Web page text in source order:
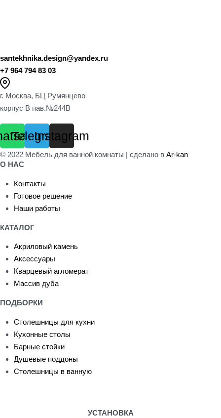
santekhnika.design@yandex.ru
+7 964 794 83 03
г. Москва, БЦ Румянцево
корпус B пав.№244B
Telegram
Instagram
© 2022 Мебель для ванной комнаты | сделано в Ar-kan
О НАС
Контакты
Готовое решение
Наши работы
КАТАЛОГ
Акриловый камень
Аксессуары
Кварцевый агломерат
Массив дуба
ПОДБОРКИ
Столешницы для кухни
Кухонные столы
Барные стойки
Душевые поддоны
Столешницы в ванную
УСТАНОВКА